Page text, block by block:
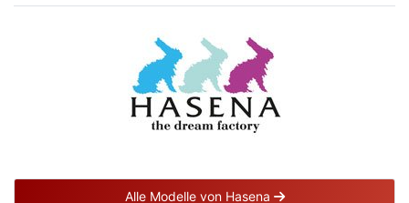
Alle Modelle von Hasena